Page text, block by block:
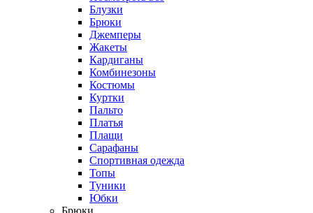
Блузки
Брюки
Джемперы
Жакеты
Кардиганы
Комбинезоны
Костюмы
Куртки
Пальто
Платья
Плащи
Сарафаны
Спортивная одежда
Топы
Туники
Юбки
Брюки